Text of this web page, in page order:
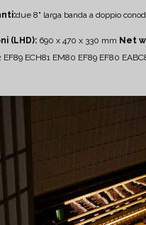
due 8" larga banda a doppio cono
(LHD): 690 x 470 x 330 mm Net
EF89 ECH81 EM80 EF89 EF80